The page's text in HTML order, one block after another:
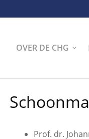
OVER DE CHG
Prof. dr.